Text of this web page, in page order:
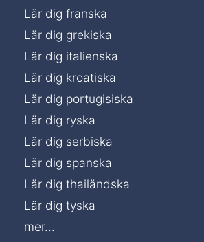
Lär dig franska
Lär dig grekiska
Lär dig italienska
Lär dig kroatiska
Lär dig portugisiska
Lär dig ryska
Lär dig serbiska
Lär dig spanska
Lär dig thailändska
Lär dig tyska
mer...